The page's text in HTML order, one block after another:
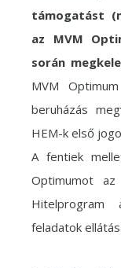
támogatást
az MVM
során
MVM
beruházás
HEM-k első
A fentiek
Optimumot az
Hitelprogram
feladatok